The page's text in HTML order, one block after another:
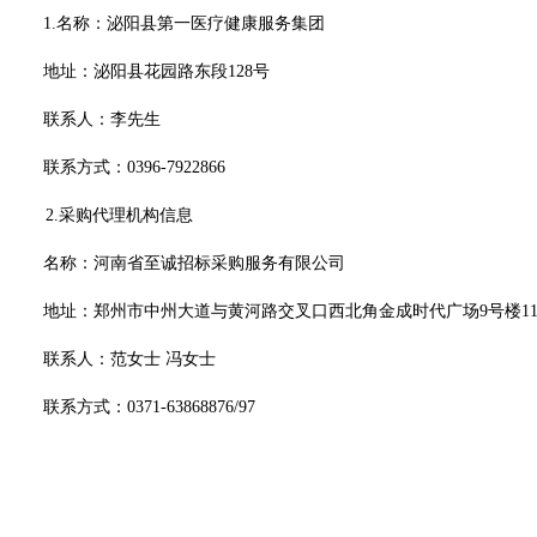
1.名称： 泌阳县第一医疗健康服务集团
地址： 泌阳县花园路东段128号
联系人： 李先生
联系方式： 0396-7922866
2.采购代理机构信息
名称：河南省至诚招标采购服务有限公司
地址：郑州市中州大道与黄河路交叉口西北角金成时代广场9号楼
联系人： 范女士 冯女士
联系方式： 0371-63868876/97